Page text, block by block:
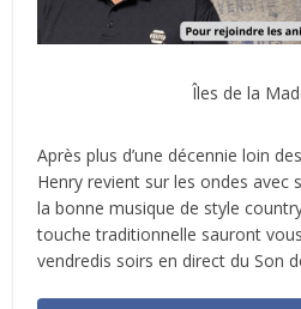
Îles de la
Après plus d’une décennie loin
Henry revient sur les ondes avec
la bonne musique de style
touche traditionnelle sauront
vendredis soirs en direct du Son